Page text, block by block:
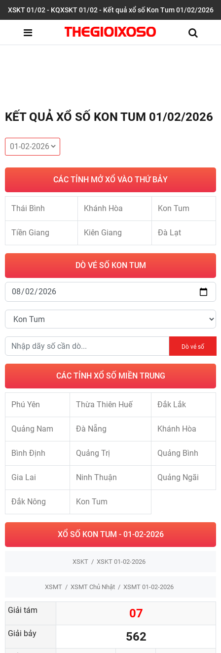
XSKT 01/02 - KQXSKT 01/02 - Kết quả xổ số Kon Tum 01/02/2026
KẾT QUẢ XỔ SỐ KON TUM 01/02/2026
CÁC TỈNH MỞ XỔ VÀO THỨ BẢY
Thái Bình Khánh Hòa Kon Tum
Tiền Giang Kiên Giang Đà Lạt
DÒ VÉ SỐ KON TUM
Dò vé số
CÁC TỈNH XỔ SỐ MIỀN TRUNG
Phú Yên Thừa Thiên Huế Đắk Lắk
Quảng Nam Đà Nẵng Khánh Hòa
Bình Định Quảng Trị Quảng Bình
Gia Lai Ninh Thuận Quảng Ngãi
Đắk Nông Kon Tum
XỔ SỐ KON TUM - 01-02-2026
XSKT XSKT 01-02-2026
XSMT XSMT Chủ Nhật XSMT 01-02-2026
Giải tám 07
Giải bảy 562